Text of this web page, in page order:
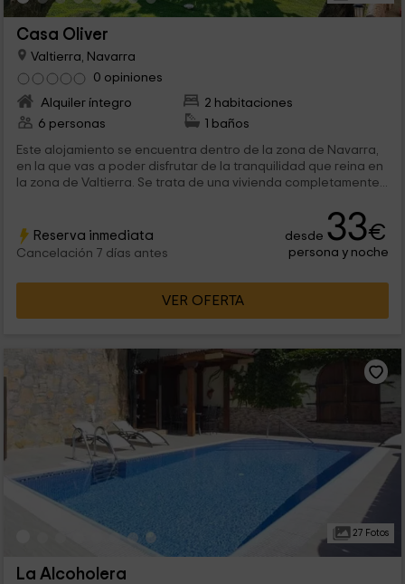
Casa Oliver
Valtierra, Navarra
0 opiniones
Alquiler íntegro
2 habitaciones
6 personas
1 baños
Este alojamiento se encuentra dentro de la zona de Navarra,
en la que vas a poder disfrutar de la tranquilidad que reina en
la zona de Valtierra. Se trata de una vivienda completamente...
Reserva inmediata
Cancelación 7 días antes
desde 33€
persona y noche
VER OFERTA
27 Fotos
La Alcoholera